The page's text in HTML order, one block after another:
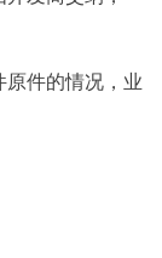
原件的情况，业